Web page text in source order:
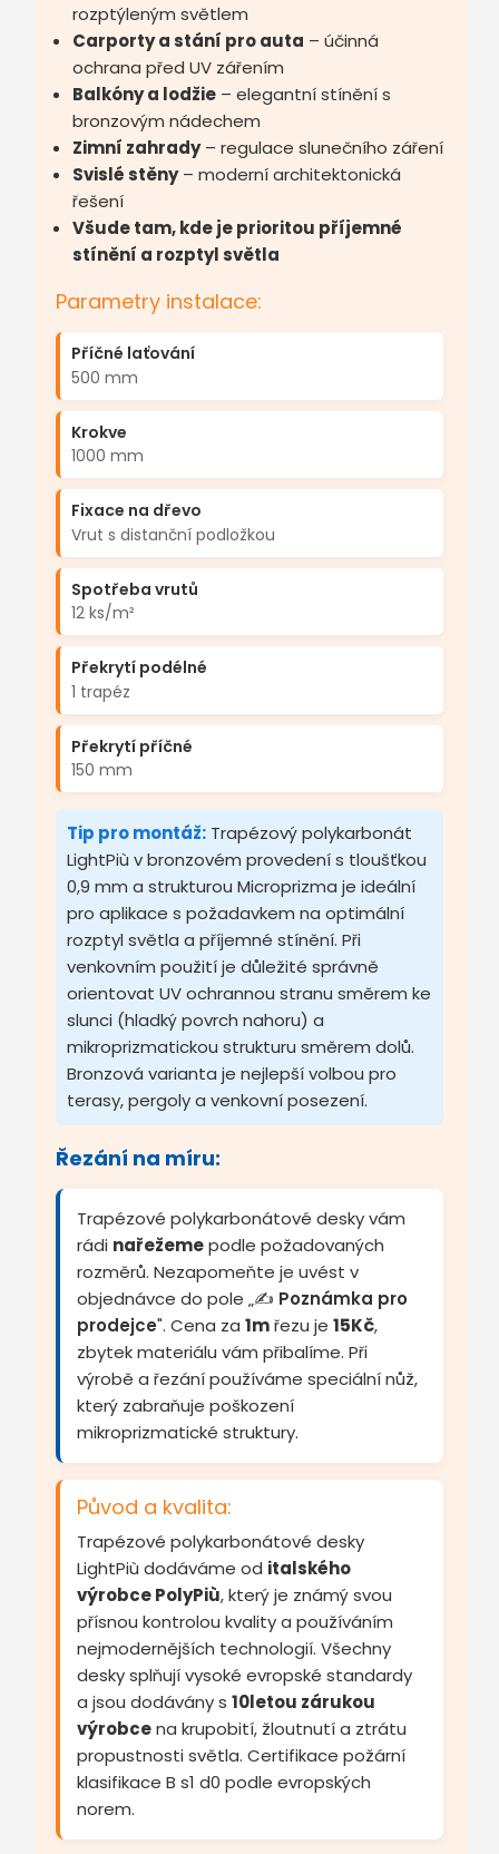
rozptýleným světlem
Carporty a stání pro auta – účinná
ochrana před UV zářením
Balkóny a lodžie – elegantní stínění s
bronzovým nádechem
Zimní zahrady– regulace slunečního záření
Svislé stěny– moderní architektonická
řešení
Všude tam, kde je prioritou příjemné
stínění a rozptyl světla
Parametry instalace:
Příčné laťování
500 mm
Krokve
1000 mm
Fixace na dřevo
Vrut s distanční podložkou
Spotřeba vrutů
12 ks/m²
Překrytí podélné
1 trapéz
Překrytí příčné
150 mm
Tip pro montáž: Trapézový polykarbonát
LightPiù v bronzovém provedení s tloušťkou
0,9 mm a strukturou Microprizma je ideální
pro aplikace s požadavkem na optimální
rozptyl světla a příjemné stínění. Při
venkovním použití je důležité správně
orientovat UV ochrannou stranu směrem ke
slunci (hladký povrch nahoru) a
mikroprizmatickou strukturu směrem dolů.
Bronzová varianta je nejlepší volbou pro
terasy, pergoly a venkovní posezení.
Řezání na míru:
Trapézové polykarbonátové desky vám
rádi nařežemepodle požadovaných
rozměrů. Nezapomeňte je uvést v
objednávce do pole „✍️ Poznámka pro
prodejce". Cena za 1mřezu je 15Kč,
zbytek materiálu vám přibalíme. Při
výrobě a řezání používáme speciální nůž,
který zabraňuje poškození
mikroprizmatické struktury.
Původ a kvalita:
Trapézové polykarbonátové desky
LightPiù dodáváme od italského
výrobce PolyPiù, který je známý svou
přísnou kontrolou kvality a používáním
nejmodernějších technologií. Všechny
desky splňují vysoké evropské standardy
a jsou dodávány s 10letou zárukou
výrobcena krupobití, žloutnutí a ztrátu
propustnosti světla. Certifikace požární
klasifikace B s1 d0 podle evropských
norem.